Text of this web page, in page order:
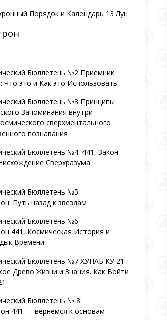
Порядок и Календарь 13 Лун
Бюллетень №2 Приемник
Что это и Как это Использовать
Бюллетень №3 Принципы
Запоминания внутри
сверхментального
познавания
Бюллетень №4. 441, Закон
Сверхразума
Бюллетень №5
Путь назад к звездам
Бюллетень №6
441, Космическая История и
Времени
Бюллетень №7 ХУНАБ КУ 21
Древо Жизни и Знания. Как Войти
Бюллетень № 8:
441 — вернемся к основам